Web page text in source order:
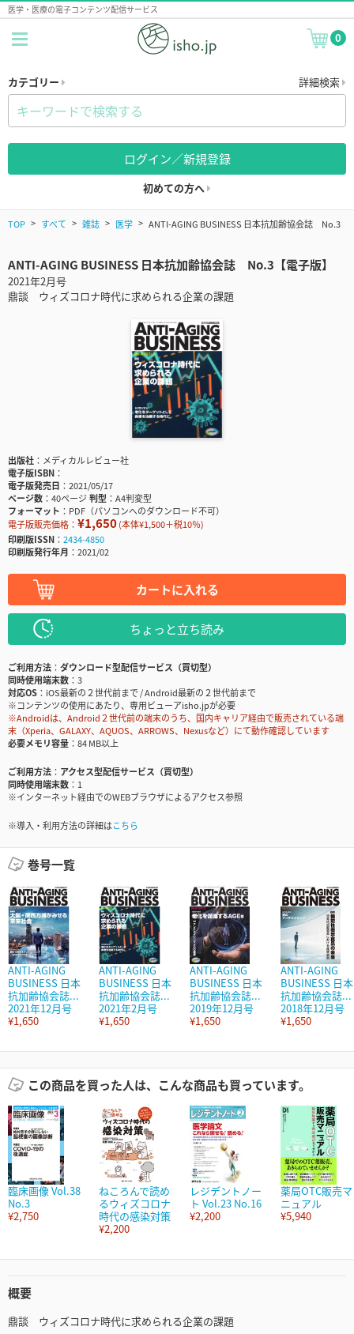
医学・医療の電子コンテンツ配信サービス
0
カテゴリー 詳細検索
ログイン／新規登録
初めての方へ
TOP すべて 雑誌 医学 ANTI-AGING BUSINESS 日本抗加齢協会誌 No.3
ANTI-AGING BUSINESS 日本抗加齢協会誌 No.3【電子版】
2021年2月号
鼎談 ウィズコロナ時代に求められる企業の課題
出版社
メディカルレビュー社
電子版ISBN
電子版発売日
2021/05/17
ページ数
40ページ判型
A4判変型
フォーマット
PDF（パソコンへのダウンロード不可）
電子版販売価格： ¥1,650(本体¥1,500＋税10％)
印刷版ISSN
2434-4850
印刷版発行年月
2021/02
カートに入れる
ちょっと立ち読み
ご利用方法
ダウンロード型配信サービス（買切型）
同時使用端末数
3
対応OS
iOS最新の２世代前まで / Android最新の２世代前まで
※コンテンツの使用にあたり、専用ビューアisho.jpが必要
※Androidは、Android２世代前の端末のうち、国内キャリア経由で販売されている端
末（Xperia、GALAXY、AQUOS、ARROWS、Nexusなど）にて動作確認しています
必要メモリ容量
84 MB以上
ご利用方法
アクセス型配信サービス（買切型）
同時使用端末数
1
※インターネット経由でのWEBブラウザによるアクセス参照
※導入・利用方法の詳細はこちら
巻号一覧
ANTI-AGING
BUSINESS 日本
抗加齢協会誌...
2021年12月号
¥1,650
ANTI-AGING
BUSINESS 日本
抗加齢協会誌...
2021年2月号
¥1,650
ANTI-AGING
BUSINESS 日本
抗加齢協会誌...
2019年12月号
¥1,650
ANTI-AGING
BUSINESS 日本
抗加齢協会誌...
2018年12月号
¥1,650
この商品を買った人は、こんな商品も買っています。
臨床画像 Vol.38
No.3
¥2,750
ねころんで読め
るウィズコロナ
時代の感染対策
¥2,200
レジデントノー
ト Vol.23 No.16
¥2,200
薬局OTC販売マ
ニュアル
¥5,940
概要
鼎談 ウィズコロナ時代に求められる企業の課題